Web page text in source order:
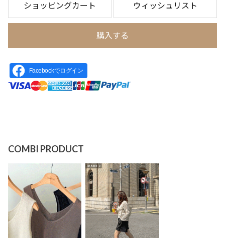
ショッピングカート ウィッシュリスト
購入する
Facebookでログイン
COMBI PRODUCT